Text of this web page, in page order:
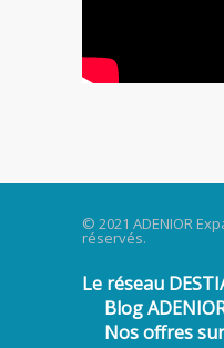
© 2021 ADENIOR
réservés.
Le réseau
Blog
Nos offres